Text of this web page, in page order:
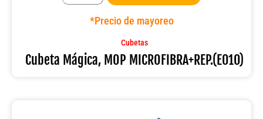
MOP
MICROFIBRA+REP.
*Precio de mayoreo
Cubetas
Cubeta Mágica, MOP MICROFIBRA+REP.(E010)